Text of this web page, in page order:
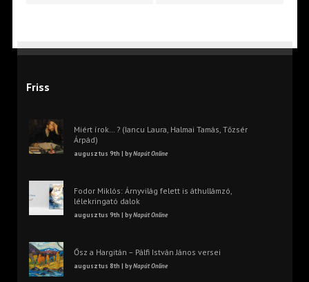
Friss
Miért írok… ? (Iancu Laura, Halmai Tamás, Tőzsér
Árpád)
augusztus 9th | byNapút Online
Fodor Miklós: Árnyvilág felett is áthullámzó,
lélekringató dalok
augusztus 9th | byNapút Online
Ősz a Hargitán – Pálfi István János versei
augusztus 8th | byNapút Online